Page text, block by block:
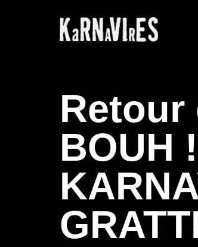
Retour
BOUH